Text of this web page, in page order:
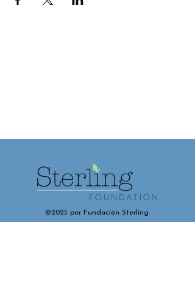
©2025 por Fundación Sterling.